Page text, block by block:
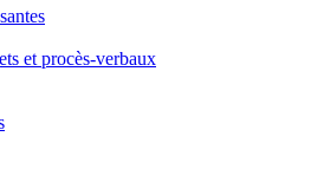
et procès-verbaux